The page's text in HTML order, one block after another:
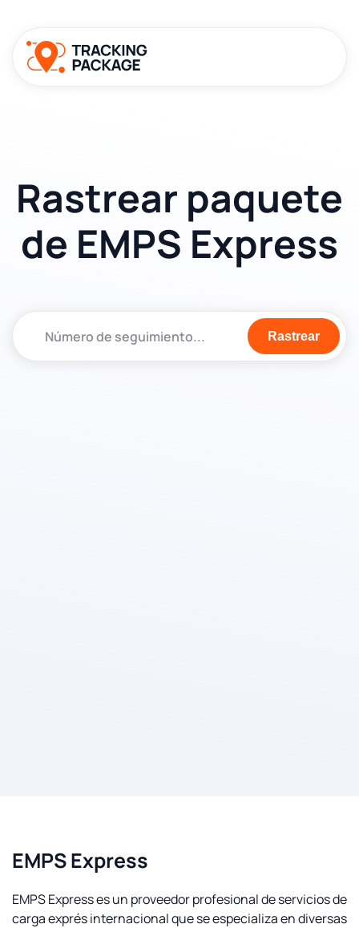
Rastrear paquete
de EMPS Express
Rastrear
EMPS Express
EMPS Express es un proveedor profesional de servicios de
carga exprés internacional que se especializa en diversas